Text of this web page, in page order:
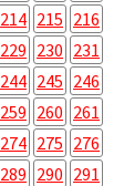
214 215 216
229 230 231
244 245 246
259 260 261
274 275 276
289 290 291